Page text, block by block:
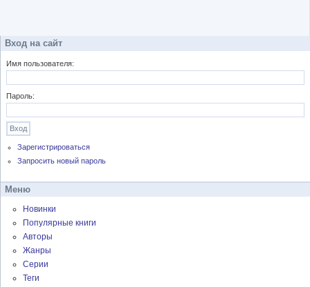
Вход на сайт
Имя пользователя:
Пароль:
Зарегистрироваться
Запросить новый пароль
Меню
Новинки
Популярные книги
Авторы
Жанры
Серии
Теги